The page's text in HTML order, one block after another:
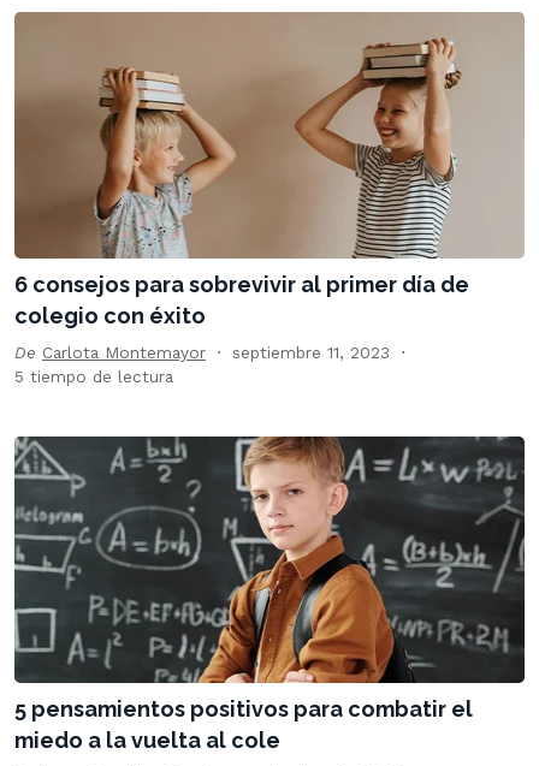
6 consejos para sobrevivir al primer día de
colegio con éxito
De Carlota Montemayor
septiembre 11, 2023
5 tiempo de lectura
5 pensamientos positivos para combatir el
miedo a la vuelta al cole